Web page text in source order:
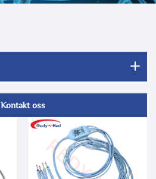
Kontakt oss